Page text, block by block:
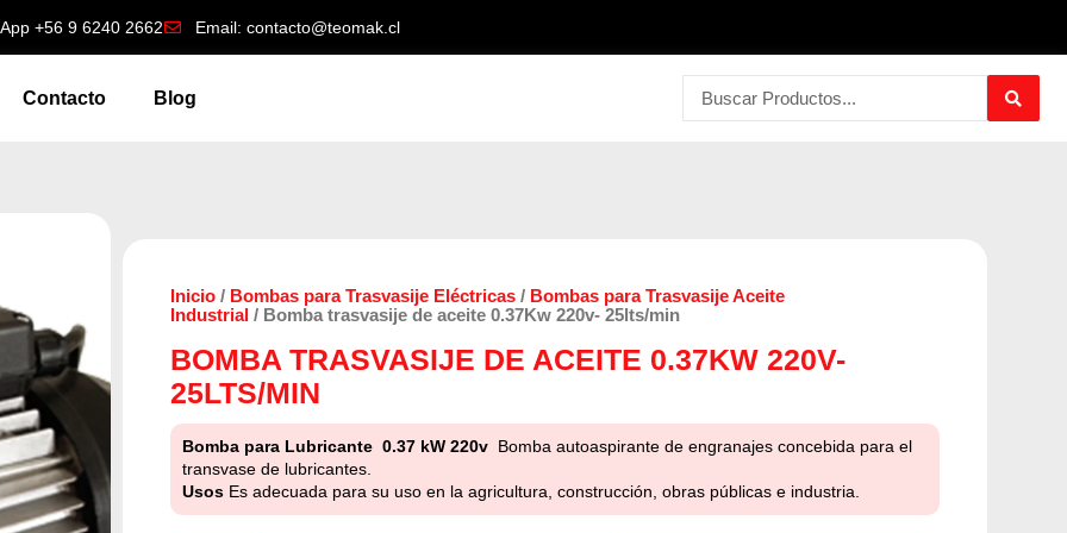
+56 9 6240 2662 Email: contacto@teomak.cl
Contacto Blog
Search
...
Inicio / Bombas para Trasvasije Eléctricas / Bombas para Trasvasije Aceite
Industrial / Bomba trasvasije de aceite 0.37Kw 220v- 25lts/min
BOMBA TRASVASIJE DE ACEITE 0.37KW 220V-
25LTS/MIN
Bomba para Lubricante 0.37 kW 220v Bomba autoaspirante de engranajes concebida para el
transvase de lubricantes.
Usos Es adecuada para su uso en la agricultura, construcción, obras públicas e industria.